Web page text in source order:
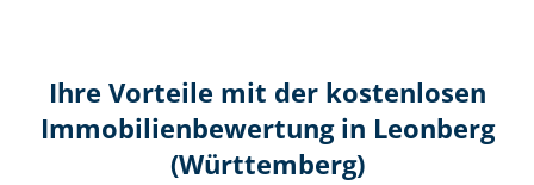
Ihre Vorteile mit der kostenlosen
Im­mo­bi­li­en­be­wer­tung in Leonberg
(Württemberg)